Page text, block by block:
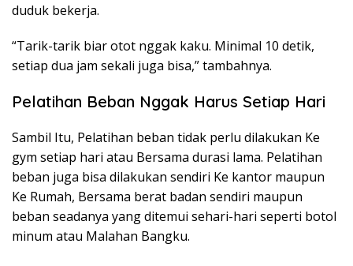
duduk bekerja.
“Tarik-tarik biar otot nggak kaku. Minimal 10 detik,
setiap dua jam sekali juga bisa,” tambahnya.
Pelatihan Beban Nggak Harus Setiap Hari
Sambil Itu, Pelatihan beban tidak perlu dilakukan Ke
gym setiap hari atau Bersama durasi lama. Pelatihan
beban juga bisa dilakukan sendiri Ke kantor maupun
Ke Rumah, Bersama berat badan sendiri maupun
beban seadanya yang ditemui sehari-hari seperti botol
minum atau Malahan Bangku.